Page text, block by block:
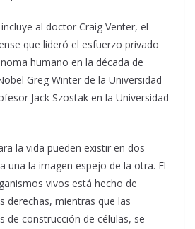
al doctor Craig Venter, el
que lideró el esfuerzo privado
humano en la década de
Greg Winter de la Universidad
Jack Szostak en la Universidad
la vida pueden existir en dos
una la imagen espejo de la otra. El
vivos está hecho de
derechas, mientras que las
de construcción de células, se